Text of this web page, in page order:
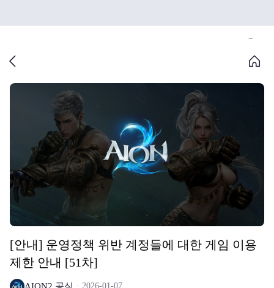
[안내] 운영정책 위반 계정들에 대한 게임 이용
제한 안내 [51차]
2026-01-07